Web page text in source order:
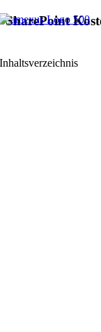
Zum
SharePoint
Inhaltsverzeichnis